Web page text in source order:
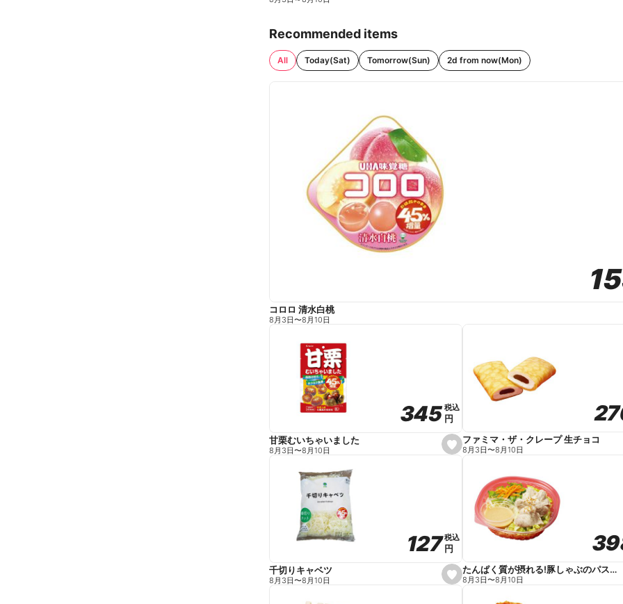
Recommended items
All Today(Sat) Tomorrow(Sun) 2d from now(Mon)
コロロ 清水白桃
8月3日〜8月10日
s
e
e
345
345税込
税込
円
円
甘栗むいちゃいました
8月3日〜8月10日
ファミマ・ザ・クレープ 生チョコ
8月3日〜8月10日
s
e
127
127税込
税込
円
円
千切りキャベツ
8月3日〜8月10日
たんぱく質が摂れる!豚しゃぶのパスタサラダ
8月3日〜8月10日